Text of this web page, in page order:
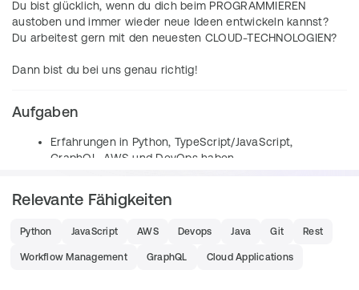
Du bist glücklich, wenn du dich beim PROGRAMMIEREN
austoben und immer wieder neue Ideen entwickeln kannst?
Du arbeitest gern mit den neuesten CLOUD-TECHNOLOGIEN?
Dann bist du bei uns genau richtig!
Aufgaben
Erfahrungen in Python, TypeScript/JavaScript,
GraphQL, AWS und DevOps haben
Serverless Architektur, Event-driven Architektur
und Workflow Design besitzen
Erarbeitung innovativer Softwarelösungen von
einzelnen Features bis hin zu komplexen Systemen
Relevante Fähigkeiten
Python JavaScript AWS Devops Java Git Rest
Workflow Management GraphQL Cloud Applications